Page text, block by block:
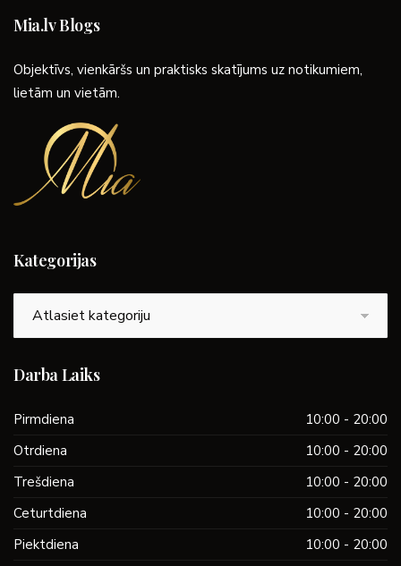
Mia.lv Blogs
Objektīvs, vienkāršs un praktisks skatījums uz notikumiem,
lietām un vietām.
Kategorijas
Darba Laiks
Pirmdiena
10:00 - 20:00
Otrdiena
10:00 - 20:00
Trešdiena
10:00 - 20:00
Ceturtdiena
10:00 - 20:00
Piektdiena
10:00 - 20:00